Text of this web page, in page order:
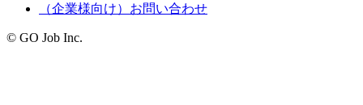
（企業様向け）お問い合わせ
© GO Job Inc.